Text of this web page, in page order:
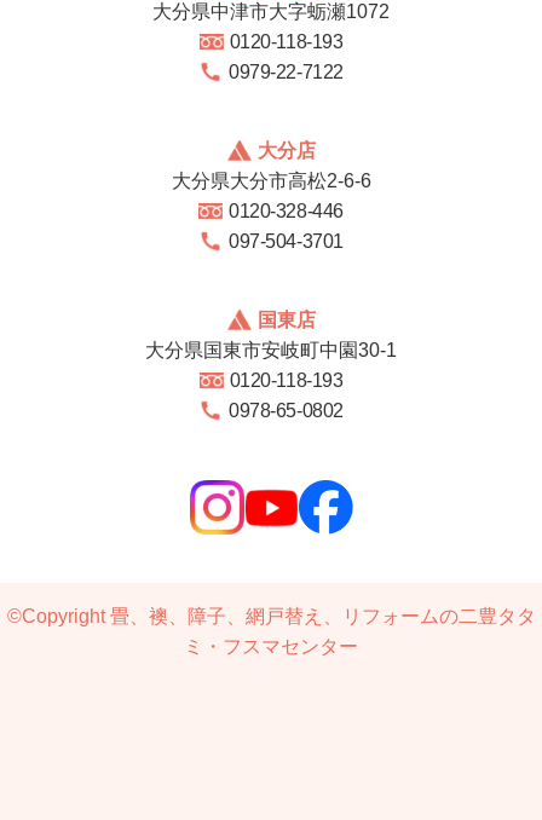
大分県中津市大字蛎瀬1072
0120-118-193
0979-22-7122
大分店
大分県大分市高松2-6-6
0120-328-446
097-504-3701
国東店
大分県国東市安岐町中園30-1
0120-118-193
0978-65-0802
©Copyright畳、襖、障子、網戸替え、リフォームの二豊タタ
ミ・フスマセンター